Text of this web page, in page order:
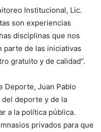
Institucional, Lic.
son experiencias
disciplinas que nos
parte de las iniciativas
gratuito y de calidad”.
Deporte, Juan Pablo
del deporte y de la
a la política pública.
privados para que